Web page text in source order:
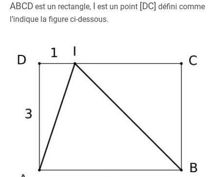
ABCD est un rectangle, I est un point [DC] défini comme
l’indique la figure ci-dessous.